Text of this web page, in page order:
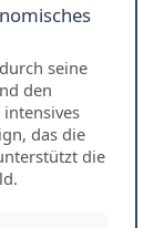
seine
den
das die
die